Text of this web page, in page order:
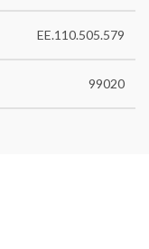
EE.110.505.579
99020